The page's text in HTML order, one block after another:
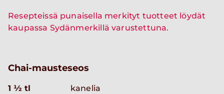
Resepteissä punaisella merkityt tuotteet löydät
kaupassa Sydänmerkillä varustettuna.
Chai-mausteseos
1 ½ tl kanelia